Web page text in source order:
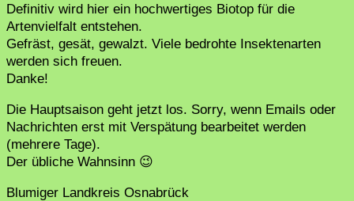
Definitiv wird hier ein hochwertiges Biotop für die
Artenvielfalt entstehen.
Gefräst, gesät, gewalzt. Viele bedrohte Insektenarten
werden sich freuen.
Danke!
Die Hauptsaison geht jetzt los. Sorry, wenn Emails oder
Nachrichten erst mit Verspätung bearbeitet werden
(mehrere Tage).
Der übliche Wahnsinn 😉
Blumiger Landkreis Osnabrück